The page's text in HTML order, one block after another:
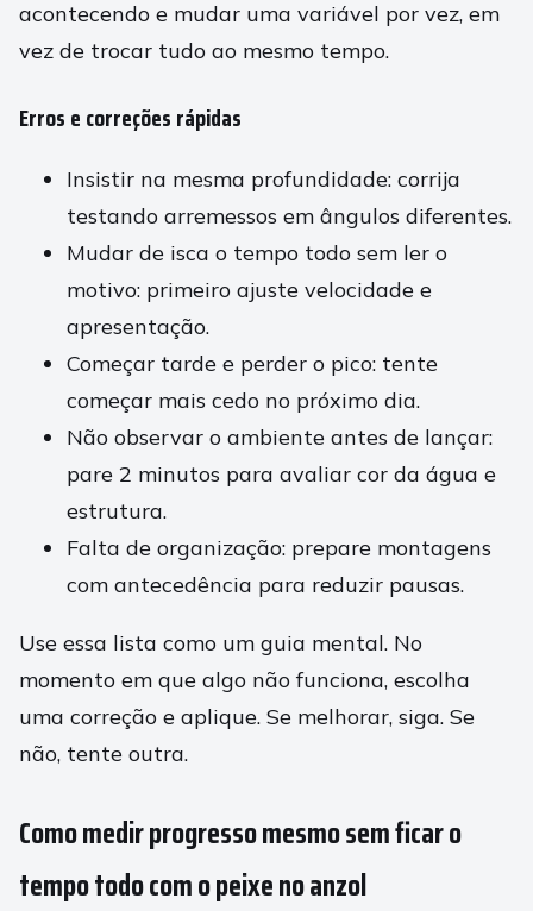
acontecendo e mudar uma variável por vez, em
vez de trocar tudo ao mesmo tempo.
Erros e correções rápidas
Insistir na mesma profundidade: corrija
testando arremessos em ângulos diferentes.
Mudar de isca o tempo todo sem ler o
motivo: primeiro ajuste velocidade e
apresentação.
Começar tarde e perder o pico: tente
começar mais cedo no próximo dia.
Não observar o ambiente antes de lançar:
pare 2 minutos para avaliar cor da água e
estrutura.
Falta de organização: prepare montagens
com antecedência para reduzir pausas.
Use essa lista como um guia mental. No
momento em que algo não funciona, escolha
uma correção e aplique. Se melhorar, siga. Se
não, tente outra.
Como medir progresso mesmo sem ficar o
tempo todo com o peixe no anzol